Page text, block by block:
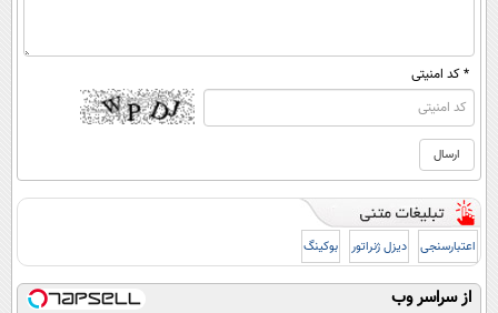
* کد امنیتی
اعتبارسنجی دیزل ژنراتور بوکینگ
از سراسر وب